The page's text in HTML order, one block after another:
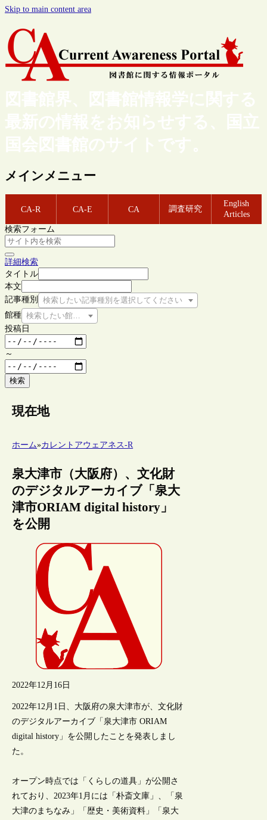
Skip to main content area
図書館界、図書館情報学に関する
最新の情報をお知らせする、国立
国会図書館のサイトです。
メインメニュー
CA-R CA-E CA 調査研究
English
Articles
検索フォーム
詳細検索
タイトル
本文
記事種別
検索したい記事種別を選択してください
館種 検索したい館種を選択してください
投稿日
～
検索
現在地
ホーム»カレントアウェアネス-R
泉大津市（大阪府）、文化財
のデジタルアーカイブ「泉大
津市ORIAM digital history」
を公開
2022年12月16日
2022年12月1日、大阪府の泉大津市が、文化財
のデジタルアーカイブ「泉大津市 ORIAM
digital history」を公開したことを発表しまし
た。
オープン時点では「くらしの道具」が公開さ
れており、2023年1月には「朴斎文庫」、「泉
大津のまちなみ」「歴史・美術資料」「泉大